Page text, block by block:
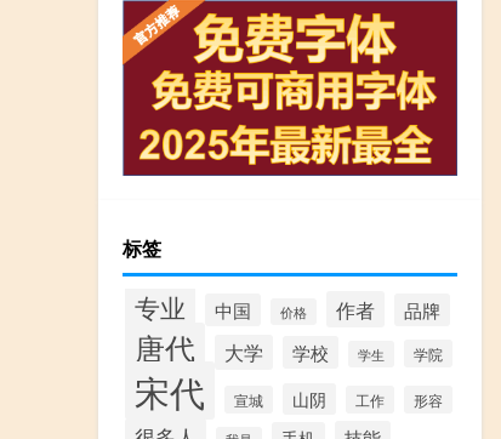
标签
专业 中国 价格 作者 品牌
唐代 大学 学校 学生 学院
宋代 宣城 山阴 工作 形容